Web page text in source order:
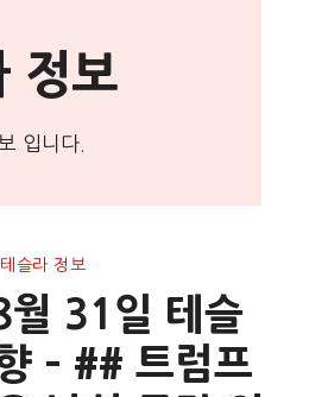
정보
입니다.
테슬라 정보
31일 테슬
– ## 트럼프